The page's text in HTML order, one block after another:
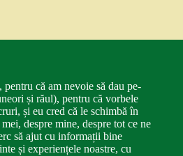
pentru că am nevoie să dau pe-
și răul), pentru că vorbele
și eu cred că le schimbă în
despre mine, despre tot ce ne
să ajut cu informații bine
și experiențele noastre, cu